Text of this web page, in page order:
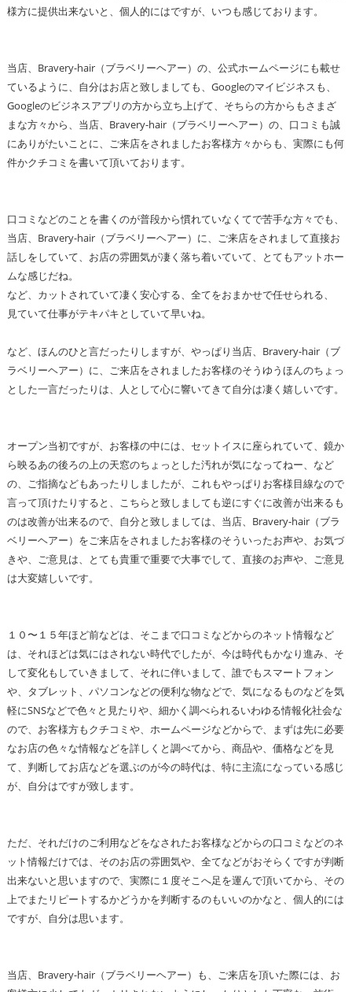
様方に提供出来ないと、個人的にはですが、いつも感じております。
当店、Bravery-hair（ブラベリーヘアー）の、公式ホームページにも載せ
ているように、自分はお店と致しましても、Googleのマイビジネスも、
Googleのビジネスアプリの方から立ち上げて、そちらの方からもさまざ
まな方々から、当店、Bravery-hair（ブラベリーヘアー）の、口コミも誠
にありがたいことに、ご来店をされましたお客様方々からも、実際にも何
件かクチコミを書いて頂いております。
口コミなどのことを書くのが普段から慣れていなくてで苦手な方々でも、
当店、Bravery-hair（ブラベリーヘアー）に、ご来店をされまして直接お
話しをしていて、お店の雰囲気が凄く落ち着いていて、とてもアットホー
ムな感じだね。
など、カットされていて凄く安心する、全てをおまかせで任せられる、
見ていて仕事がテキパキとしていて早いね。
など、ほんのひと言だったりしますが、やっぱり当店、Bravery-hair（ブ
ラベリーヘアー）に、ご来店をされましたお客様のそうゆうほんのちょっ
とした一言だったりは、人として心に響いてきて自分は凄く嬉しいです。
オープン当初ですが、お客様の中には、セットイスに座られていて、鏡か
ら映るあの後ろの上の天窓のちょっとした汚れが気になってねー、など
の、ご指摘などもあったりしましたが、これもやっぱりお客様目線なので
言って頂けたりすると、こちらと致しましても逆にすぐに改善が出来るも
のは改善が出来るので、自分と致しましては、当店、Bravery-hair（ブラ
ベリーヘアー）をご来店をされましたお客様のそういったお声や、お気づ
きや、ご意見は、とても貴重で重要で大事でして、直接のお声や、ご意見
は大変嬉しいです。
１０〜１５年ほど前などは、そこまで口コミなどからのネット情報など
は、それほどは気にはされない時代でしたが、今は時代もかなり進み、そ
して変化もしていきまして、それに伴いまして、誰でもスマートフォン
や、タブレット、パソコンなどの便利な物などで、気になるものなどを気
軽にSNSなどで色々と見たりや、細かく調べられるいわゆる情報化社会な
ので、お客様方もクチコミや、ホームページなどからで、まずは先に必要
なお店の色々な情報などを詳しくと調べてから、商品や、価格などを見
て、判断してお店などを選ぶのが今の時代は、特に主流になっている感じ
が、自分はですが致します。
ただ、それだけのご利用などをなされたお客様などからの口コミなどのネ
ット情報だけでは、そのお店の雰囲気や、全てなどがおそらくですが判断
出来ないと思いますので、実際に１度そこへ足を運んで頂いてから、その
上でまたリピートするかどうかを判断するのもいいのかなと、個人的には
ですが、自分は思います。
当店、Bravery-hair（ブラベリーヘアー）も、ご来店を頂いた際には、お